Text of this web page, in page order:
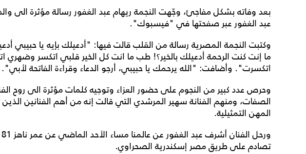
بعد وفاته بشكل مفاجئ، وجّهت النجمة ريهام عبد الغفور رسالة مؤثرة الى
عبد الغفور عبر صفحتها في "فيسبوك".
وكتبت النجمة المصرية رسالة من القلب قالت فيها: "أدعيلك بإيه يا حبيبي
ما إنت كنت الرحمة أدعيلك بالخير؟! طب ما انت كل الخير قلبي اتكسر وضهري
اتكسرت". وأضافت: "الله يرحمك يا حبيبي، أرجو الدعاء وقراءة الفاتحة لأبي".
وحرص عدد كبير من النجوم على حضور العزاء وتوجيه كلمات مؤثرة الى روح
الصفات، ومنهم الفنانة سهير المرشدي التي قالت إنه من أهم الفنانين الذين
المهن التمثيلية.
تصادم على طريق مصر إسكندرية الصحراوي.